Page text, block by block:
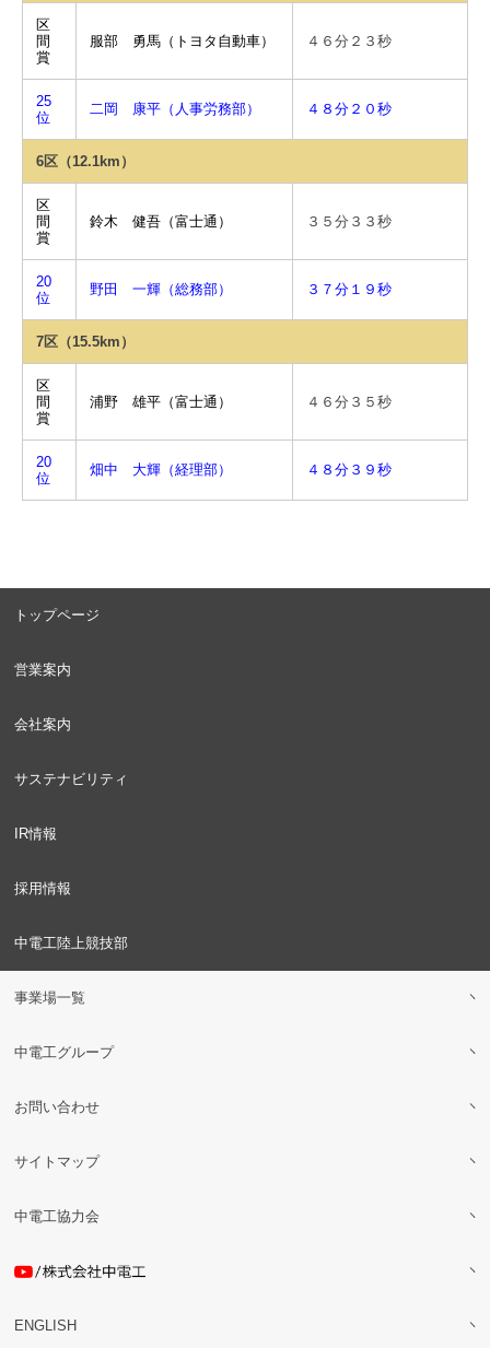
区
間
賞
服部 勇馬（トヨタ自動車） ４６分２３秒
25
位
二岡 康平（人事労務部） ４８分２０秒
6区（12.1km）
区
間
賞
鈴木 健吾（富士通） ３５分３３秒
20
位
野田 一輝（総務部） ３７分１９秒
7区（15.5km）
区
間
賞
浦野 雄平（富士通） ４６分３５秒
20
位
畑中 大輝（経理部） ４８分３９秒
トップページ
営業案内
会社案内
サステナビリティ
IR情報
採用情報
中電工陸上競技部
事業場一覧
中電工グループ
お問い合わせ
サイトマップ
中電工協力会
ENGLISH